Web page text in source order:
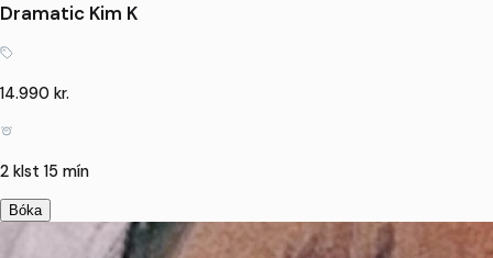
Dramatic Kim K
14.990 kr.
2 klst 15 mín
Bóka